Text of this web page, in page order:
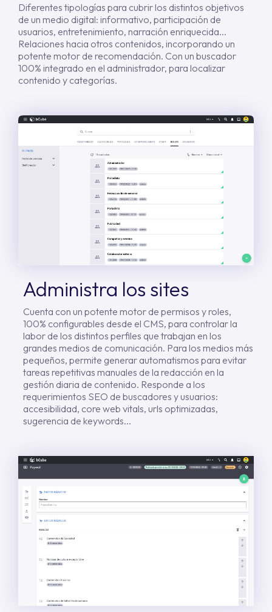
Diferentes tipologías para cubrir los distintos objetivos
de un medio digital: informativo, participación de
usuarios, entretenimiento, narración enriquecida...
Relaciones hacia otros contenidos, incorporando un
potente motor de recomendación. Con un buscador
100% integrado en el administrador, para localizar
contenido y categorías.
Administra los sites
Cuenta con un potente motor de permisos y roles,
100% configurables desde el CMS, para controlar la
labor de los distintos perfiles que trabajan en los
grandes medios de comunicación. Para los medios más
pequeños, permite generar automatismos para evitar
tareas repetitivas manuales de la redacción en la
gestión diaria de contenido. Responde a los
requerimientos SEO de buscadores y usuarios:
accesibilidad, core web vitals, urls optimizadas,
sugerencia de keywords...